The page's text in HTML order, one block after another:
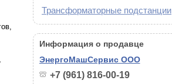
Трансформаторные подстанции
Информация о продавце
ЭнергоМашСервис ООО
+7 (961) 816-00-19